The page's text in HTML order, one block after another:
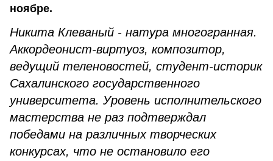
ноябре.
Никита Клеваный - натура многогранная.
Аккордеонист-виртуоз, композитор,
ведущий теленовостей, студент-историк
Сахалинского государственного
университета. Уровень исполнительского
мастерства не раз подтверждал
победами на различных творческих
конкурсах, что не остановило его